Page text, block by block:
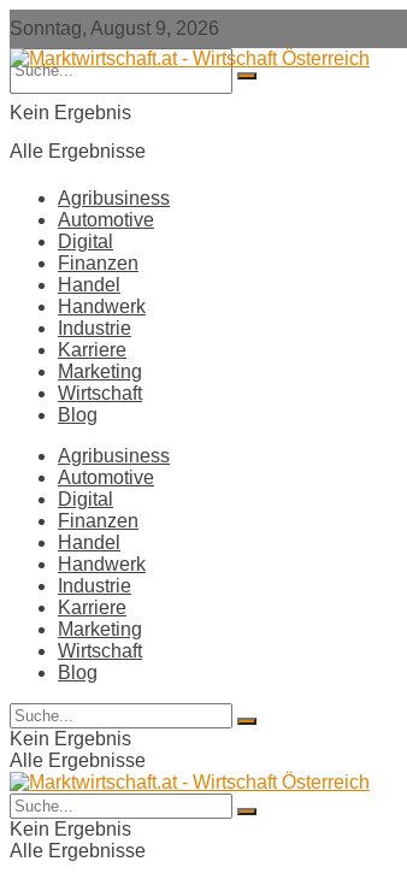
Sonntag, August 9, 2026
Kein Ergebnis
Alle Ergebnisse
Agribusiness
Automotive
Digital
Finanzen
Handel
Handwerk
Industrie
Karriere
Marketing
Wirtschaft
Blog
Agribusiness
Automotive
Digital
Finanzen
Handel
Handwerk
Industrie
Karriere
Marketing
Wirtschaft
Blog
Kein Ergebnis
Alle Ergebnisse
Kein Ergebnis
Alle Ergebnisse